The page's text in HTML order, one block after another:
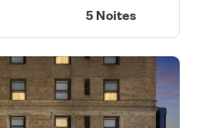
5 Noites